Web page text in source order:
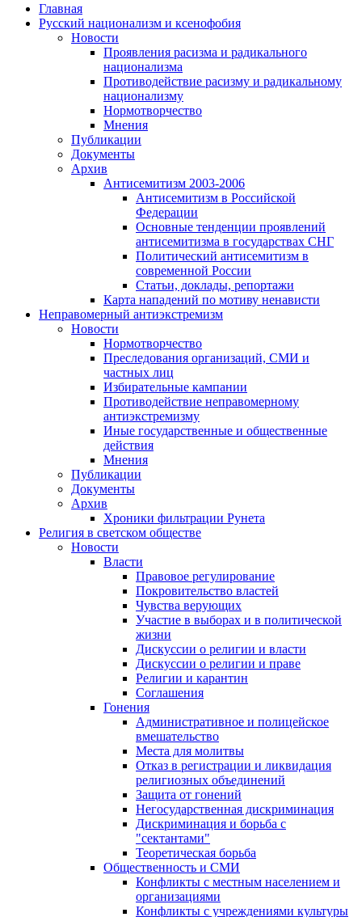
Главная
Русский национализм и ксенофобия
Новости
Проявления расизма и радикального
национализма
Противодействие расизму и радикальному
национализму
Нормотворчество
Мнения
Публикации
Документы
Архив
Антисемитизм 2003-2006
Антисемитизм в Российской
Федерации
Основные тенденции проявлений
антисемитизма в государствах СНГ
Политический антисемитизм в
современной России
Статьи, доклады, репортажи
Карта нападений по мотиву ненависти
Неправомерный антиэкстремизм
Новости
Нормотворчество
Преследования организаций, СМИ и
частных лиц
Избирательные кампании
Противодействие неправомерному
антиэкстремизму
Иные государственные и общественные
действия
Мнения
Публикации
Документы
Архив
Хроники фильтрации Рунета
Религия в светском обществе
Новости
Власти
Правовое регулирование
Покровительство властей
Чувства верующих
Участие в выборах и в политической
жизни
Дискуссии о религии и власти
Дискуссии о религии и праве
Религии и карантин
Соглашения
Гонения
Административное и полицейское
вмешательство
Места для молитвы
Отказ в регистрации и ликвидация
религиозных объединений
Защита от гонений
Негосударственная дискриминация
Дискриминация и борьба с
"сектантами"
Теоретическая борьба
Общественность и СМИ
Конфликты с местным населением и
организациями
Конфликты с учреждениями культуры